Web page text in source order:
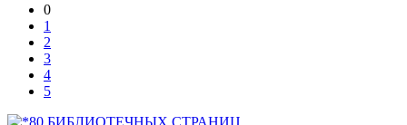
0
1
2
3
4
5